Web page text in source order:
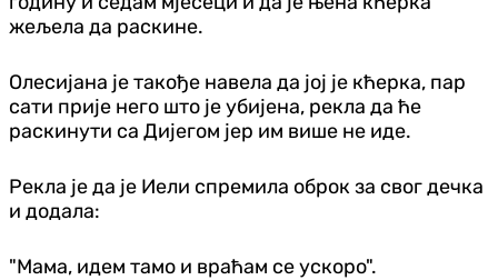
жељела да раскине.
Олесијана је такође навела да јој је кћерка, пар
сати прије него што је убијена, рекла да ће
раскинути са Дијегом јер им више не иде.
Рекла је да је Иели спремила оброк за свог дечка
и додала:
"Мама, идем тамо и враћам се ускоро".